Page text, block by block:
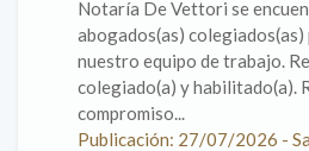
Notaría De Vettori se
abogados(as)
nuestro equipo de trabajo.
colegiado(a) y habilitado(a).
compromiso...
Publicación: 27/07/2026 -